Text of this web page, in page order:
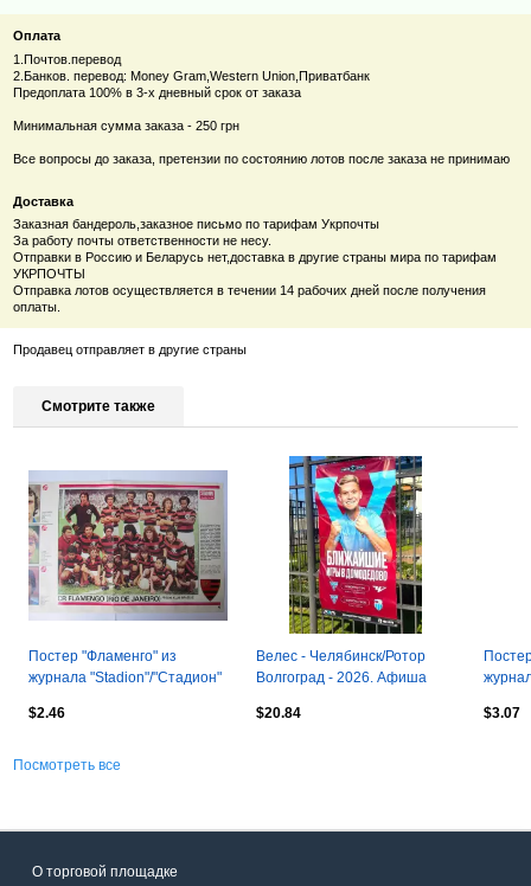
Оплата
1.Почтов.перевод
2.Банков. перевод: Money Gram,Western Union,Приватбанк
Предоплата 100% в 3-х дневный срок от заказа
Минимальная сумма заказа - 250 грн
Все вопросы до заказа, претензии по состоянию лотов после заказа не принимаю
Доставка
Заказная бандероль,заказное письмо по тарифам Укрпочты
За работу почты ответственности не несу.
Отправки в Россию и Беларусь нет,доставка в другие страны мира по тарифам
УКРПОЧТЫ
Отправка лотов осуществляется в течении 14 рабочих дней после получения
оплаты.
Продавец отправляет в другие страны
Смотрите также
Постер "Фламенго" из
журнала "Stadion"/"Стадион"
$2.46
Велес - Челябинск/Ротор
Волгоград - 2026. Афиша
$20.84
$3.07
Посмотреть все
О торговой площадке